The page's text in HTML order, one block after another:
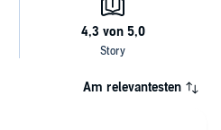
Am relevantesten